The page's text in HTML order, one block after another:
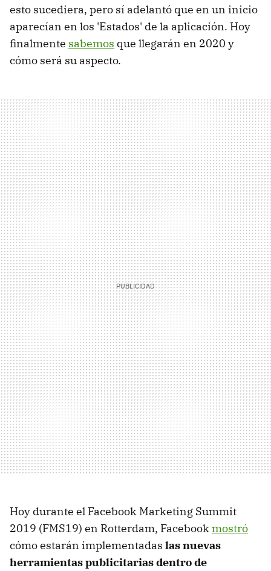
esto sucediera, pero sí adelantó que en un inicio
aparecían en los 'Estados' de la aplicación. Hoy
finalmente sabemos que llegarán en 2020 y
cómo será su aspecto.
Hoy durante el Facebook Marketing Summit
2019 (FMS19) en Rotterdam, Facebookmostró
cómo estarán implementadas las nuevas
herramientas publicitarias dentro de